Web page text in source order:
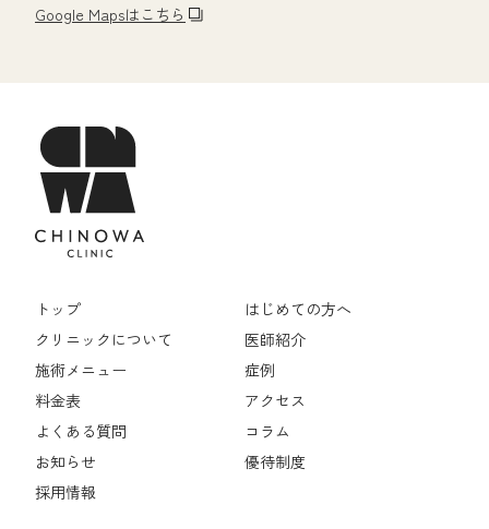
Google Mapsはこちら
トップ
はじめての方へ
クリニックについて
医師紹介
施術メニュー
症例
料金表
アクセス
よくある質問
コラム
お知らせ
優待制度
採用情報